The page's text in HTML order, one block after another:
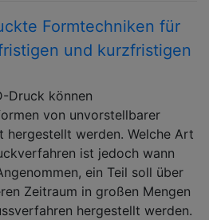
Formtechniken für
und kurzfristigen
Druck können
von unvorstellbarer
hergestellt werden. Welche Art
ist jedoch wann
ein Teil soll über
Zeitraum in großen Mengen
hergestellt werden.